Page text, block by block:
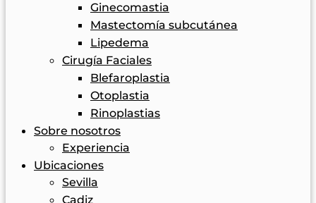
Ginecomastia
Mastectomía subcutánea
Lipedema
Cirugía Faciales
Blefaroplastia
Otoplastia
Rinoplastias
Sobre nosotros
Experiencia
Ubicaciones
Sevilla
Cadiz